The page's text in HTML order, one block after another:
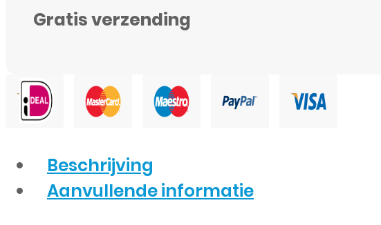
Gratis verzending
Beschrijving
Aanvullende informatie